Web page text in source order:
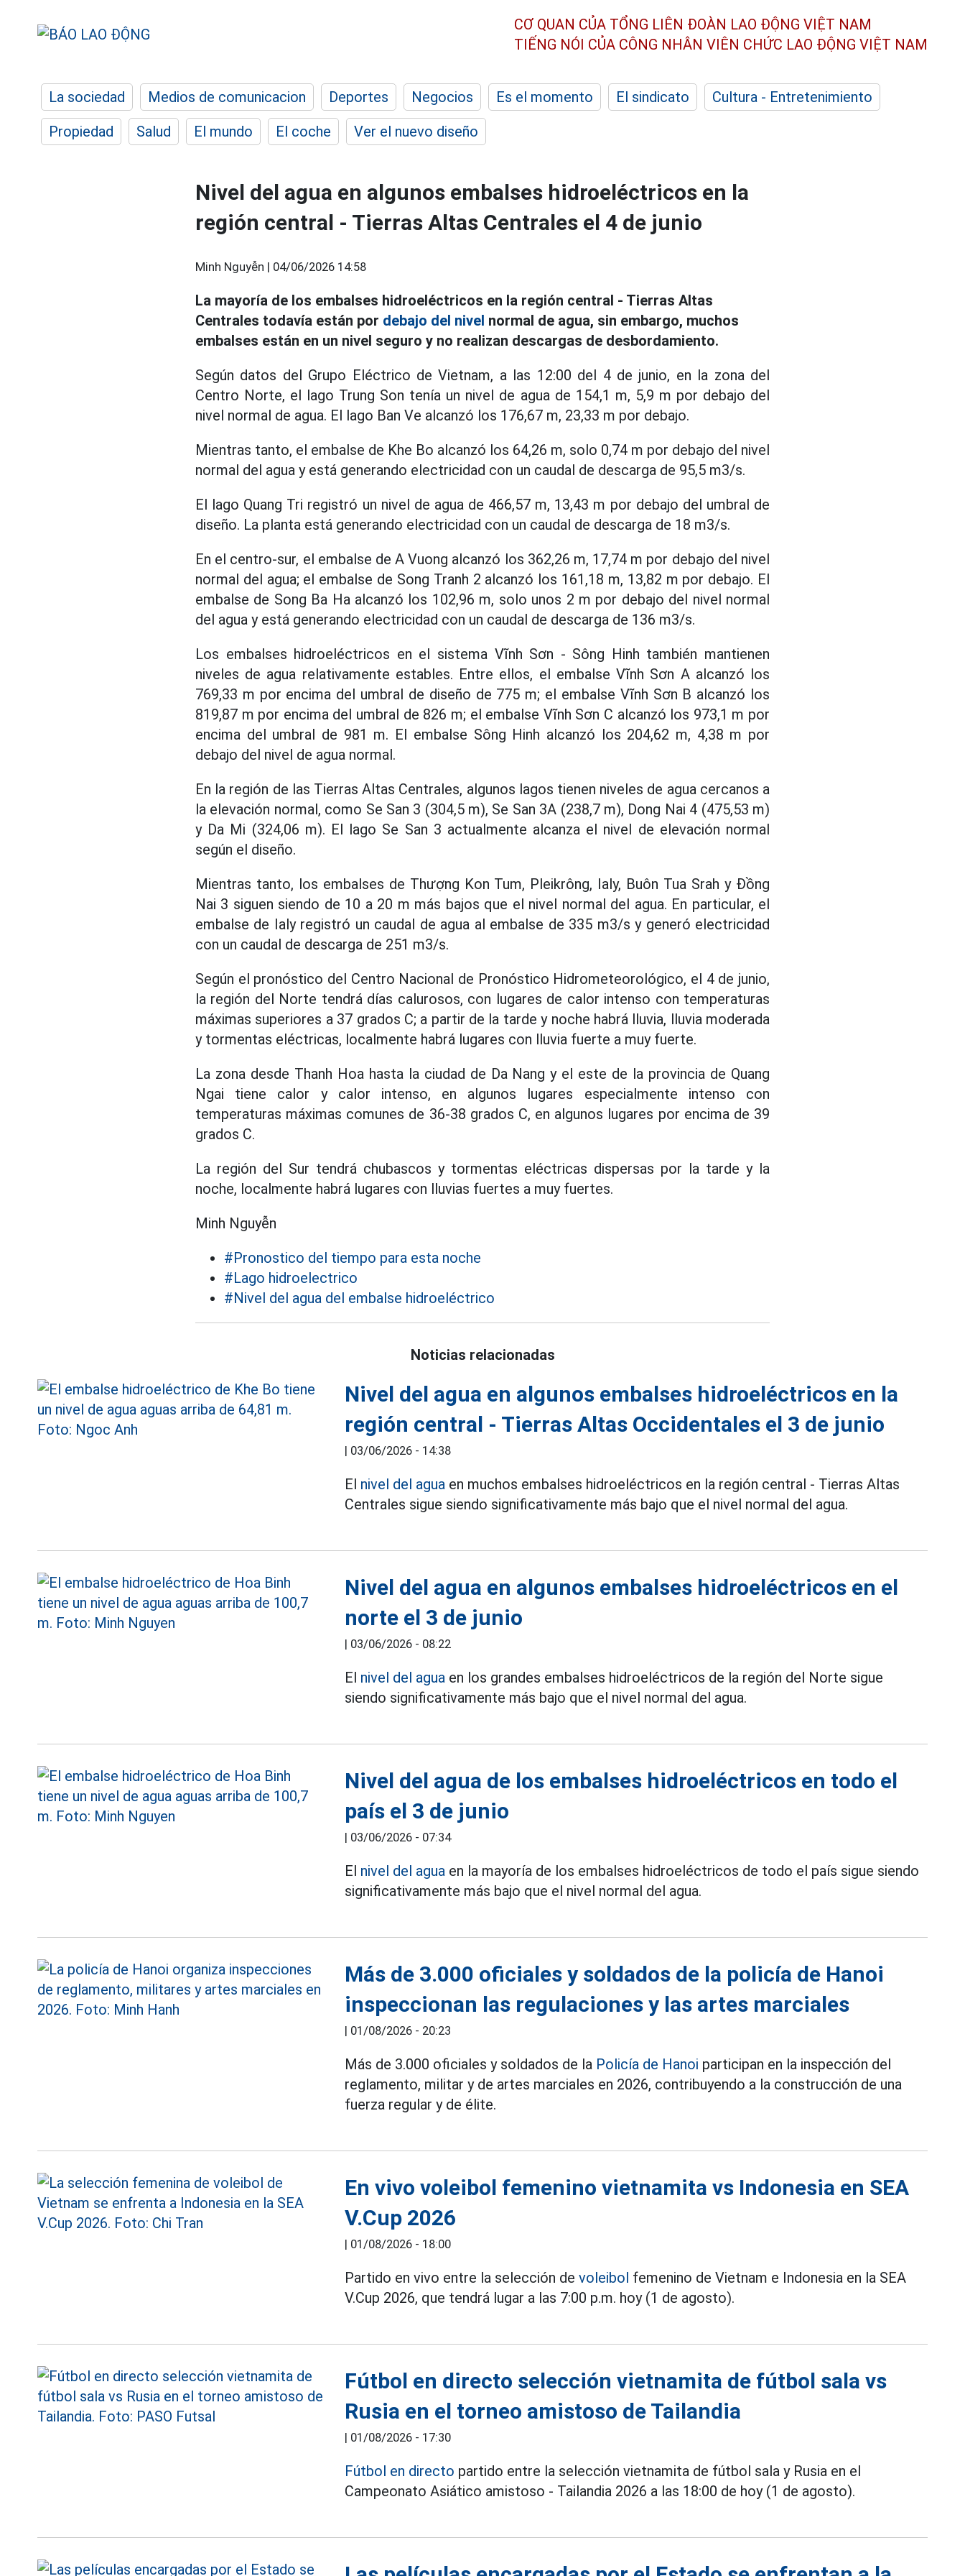
CƠ QUAN CỦA TỔNG LIÊN ĐOÀN LAO ĐỘNG VIỆT NAM
TIẾNG NÓI CỦA CÔNG NHÂN VIÊN CHỨC LAO ĐỘNG VIỆT NAM
La sociedad Medios de comunicacion Deportes Negocios Es el momento El sindicato
Cultura - Entretenimiento
Propiedad
Salud El mundo El coche Ver el nuevo diseño
Nivel del agua en algunos embalses hidroeléctricos en la
región central - Tierras Altas Centrales el 4 de junio
Minh Nguyễn | 04/06/2026 14:58
La mayoría de los embalses hidroeléctricos en la región central - Tierras Altas
Centrales todavía están por debajo del nivel normal de agua, sin embargo, muchos
embalses están en un nivel seguro y no realizan descargas de desbordamiento.
Según datos del Grupo Eléctrico de Vietnam, a las 12:00 del 4 de junio, en la zona del
Centro Norte, el lago Trung Son tenía un nivel de agua de 154,1 m, 5,9 m por debajo del
nivel normal de agua. El lago Ban Ve alcanzó los 176,67 m, 23,33 m por debajo.
Mientras tanto, el embalse de Khe Bo alcanzó los 64,26 m, solo 0,74 m por debajo del nivel
normal del agua y está generando electricidad con un caudal de descarga de 95,5 m3/s.
El lago Quang Tri registró un nivel de agua de 466,57 m, 13,43 m por debajo del umbral de
diseño. La planta está generando electricidad con un caudal de descarga de 18 m3/s.
En el centro-sur, el embalse de A Vuong alcanzó los 362,26 m, 17,74 m por debajo del nivel
normal del agua; el embalse de Song Tranh 2 alcanzó los 161,18 m, 13,82 m por debajo. El
embalse de Song Ba Ha alcanzó los 102,96 m, solo unos 2 m por debajo del nivel normal
del agua y está generando electricidad con un caudal de descarga de 136 m3/s.
Los embalses hidroeléctricos en el sistema Vĩnh Sơn - Sông Hinh también mantienen
niveles de agua relativamente estables. Entre ellos, el embalse Vĩnh Sơn A alcanzó los
769,33 m por encima del umbral de diseño de 775 m; el embalse Vĩnh Sơn B alcanzó los
819,87 m por encima del umbral de 826 m; el embalse Vĩnh Sơn C alcanzó los 973,1 m por
encima del umbral de 981 m. El embalse Sông Hinh alcanzó los 204,62 m, 4,38 m por
debajo del nivel de agua normal.
En la región de las Tierras Altas Centrales, algunos lagos tienen niveles de agua cercanos a
la elevación normal, como Se San 3 (304,5 m), Se San 3A (238,7 m), Dong Nai 4 (475,53 m)
y Da Mi (324,06 m). El lago Se San 3 actualmente alcanza el nivel de elevación normal
según el diseño.
Mientras tanto, los embalses de Thượng Kon Tum, Pleikrông, Ialy, Buôn Tua Srah y Đồng
Nai 3 siguen siendo de 10 a 20 m más bajos que el nivel normal del agua. En particular, el
embalse de Ialy registró un caudal de agua al embalse de 335 m3/s y generó electricidad
con un caudal de descarga de 251 m3/s.
Según el pronóstico del Centro Nacional de Pronóstico Hidrometeorológico, el 4 de junio,
la región del Norte tendrá días calurosos, con lugares de calor intenso con temperaturas
máximas superiores a 37 grados C; a partir de la tarde y noche habrá lluvia, lluvia moderada
y tormentas eléctricas, localmente habrá lugares con lluvia fuerte a muy fuerte.
La zona desde Thanh Hoa hasta la ciudad de Da Nang y el este de la provincia de Quang
Ngai tiene calor y calor intenso, en algunos lugares especialmente intenso con
temperaturas máximas comunes de 36-38 grados C, en algunos lugares por encima de 39
grados C.
La región del Sur tendrá chubascos y tormentas eléctricas dispersas por la tarde y la
noche, localmente habrá lugares con lluvias fuertes a muy fuertes.
Minh Nguyễn
#Pronostico del tiempo para esta noche
#Lago hidroelectrico
#Nivel del agua del embalse hidroeléctrico
Noticias relacionadas
Nivel del agua en algunos embalses hidroeléctricos en la
región central - Tierras Altas Occidentales el 3 de junio
| 03/06/2026 - 14:38
El nivel del agua en muchos embalses hidroeléctricos en la región central - Tierras Altas
Centrales sigue siendo significativamente más bajo que el nivel normal del agua.
Nivel del agua en algunos embalses hidroeléctricos en el
norte el 3 de junio
| 03/06/2026 - 08:22
El nivel del agua en los grandes embalses hidroeléctricos de la región del Norte sigue
siendo significativamente más bajo que el nivel normal del agua.
Nivel del agua de los embalses hidroeléctricos en todo el
país el 3 de junio
| 03/06/2026 - 07:34
El nivel del agua en la mayoría de los embalses hidroeléctricos de todo el país sigue siendo
significativamente más bajo que el nivel normal del agua.
Más de 3.000 oficiales y soldados de la policía de Hanoi
inspeccionan las regulaciones y las artes marciales
| 01/08/2026 - 20:23
Más de 3.000 oficiales y soldados de la Policía de Hanoi participan en la inspección del
reglamento, militar y de artes marciales en 2026, contribuyendo a la construcción de una
fuerza regular y de élite.
En vivo voleibol femenino vietnamita vs Indonesia en SEA
V.Cup 2026
| 01/08/2026 - 18:00
Partido en vivo entre la selección devoleibol femenino de Vietnam e Indonesia en la SEA
V.Cup 2026, que tendrá lugar a las 7:00 p.m. hoy (1 de agosto).
Fútbol en directo selección vietnamita de fútbol sala vs
Rusia en el torneo amistoso de Tailandia
| 01/08/2026 - 17:30
Fútbol en directo partido entre la selección vietnamita de fútbol sala y Rusia en el
Campeonato Asiático amistoso - Tailandia 2026 a las 18:00 de hoy (1 de agosto).